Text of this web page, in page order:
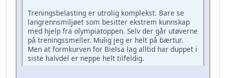
Treningsbelasting er utrolig komplekst. Bare se
langrennsmiljøet som besitter ekstrem kunnskap
med hjelp fra olympiatoppen. Selv der går utøverne
på treningssmeller. Mulig jeg er helt på bærtur.
Men at formkurven for Bielsa lag alltid har duppet i
siste halvdel er neppe helt tilfeldig.